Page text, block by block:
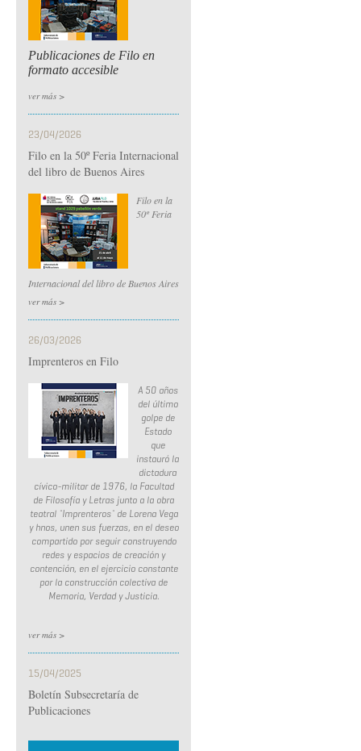
Publicaciones de Filo en
formato accesible
ver más >
23/04/2026
Filo en la 50º Feria Internacional
del libro de Buenos Aires
Filo en la
50º Feria
Internacional del libro de Buenos Aires
ver más >
26/03/2026
Imprenteros en Filo
A 50 años
del último
golpe de
Estado
que
instauró la
dictadura
cívico-militar de 1976, la Facultad
de Filosofía y Letras junto a la obra
teatral ¨Imprenteros¨ de Lorena Vega
y hnos, unen sus fuerzas, en el deseo
compartido por seguir construyendo
redes y espacios de creación y
contención, en el ejercicio constante
por la construcción colectiva de
Memoria, Verdad y Justicia.
ver más >
15/04/2025
Boletín Subsecretaría de
Publicaciones